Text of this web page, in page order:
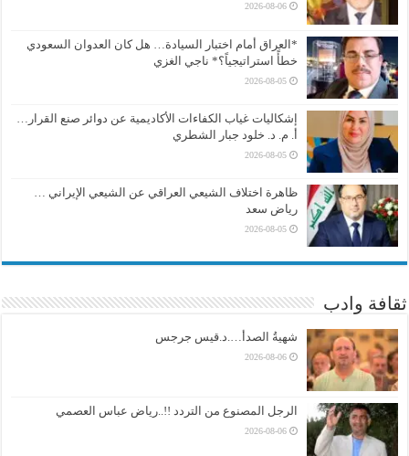
2026-08-06
*العراق أمام اختبار السيادة… هل كان العدوان السعودي
خطأً استراتيجياً؟* ناجي الغزي
2026-08-05
إشكاليات غياب الكفاءات الأكاديمية عن دوائر صنع القرار…
أ. م. د. خلود جبار الشطري
2026-08-05
ظاهرة اختلاف الشيعي العراقي عن الشيعي الإيراني …
رياض سعد
2026-08-05
ثقافة وادب
شهيةُ الصدأ….د.قيس جرجس
2026-08-06
الرجل المصنوع من التردد !!..رياض عباس العصمي
2026-08-06